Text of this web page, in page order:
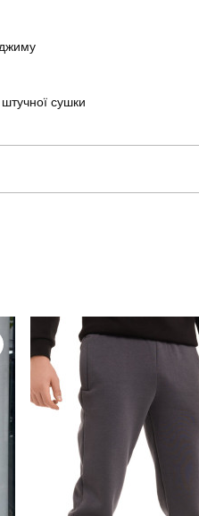
сушки
80% бавовна, 15%